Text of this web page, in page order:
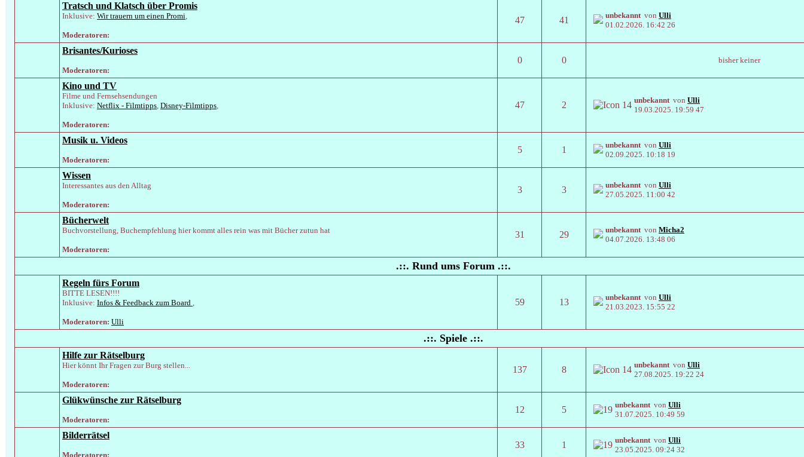
Tratsch und Klatsch über Promis
Inklusive: Wir trauern um einen Promi,
Moderatoren:
47 41 unbekanntvon Ulli
01.02.2026. 16:42 26
Brisantes/Kurioses
Moderatoren:
0 0 bisher keiner
Kino und TV
Filme und Fernsehsendungen
Inklusive: Netflix - Filmtipps, Disney-Filmtipps,
Moderatoren:
47 2 unbekanntvon Ulli
19.03.2025. 19:59 47
Musik u. Videos
Moderatoren:
5 1 unbekanntvon Ulli
02.09.2025. 10:18 19
Wissen
Interessantes aus den Alltag
Moderatoren:
3 3 unbekanntvon Ulli
27.05.2025. 11:00 42
Bücherwelt
Buchvorstellung, Buchempfehlung hier kommt alles rein was mit Bücher zutun hat
Moderatoren:
31 29 unbekanntvon Micha2
04.07.2026. 13:48 06
.::. Rund ums Forum .::.
Regeln fürs Forum
BITTE LESEN!!!!
Inklusive: Infos & Feedback zum Board ,
Moderatoren: Ulli
59 13 unbekanntvon Ulli
21.03.2023. 15:55 22
.::. Spiele .::.
Hilfe zur Rätselburg
Hier könnt Ihr Fragen zur Burg stellen...
Moderatoren:
137 8 unbekanntvon Ulli
27.08.2025. 19:22 24
Glükwünsche zur Rätselburg
Moderatoren:
12 5 unbekanntvon Ulli
31.07.2025. 10:49 59
Bilderrätsel
Moderatoren:
33 1 unbekanntvon Ulli
23.05.2025. 09:24 32